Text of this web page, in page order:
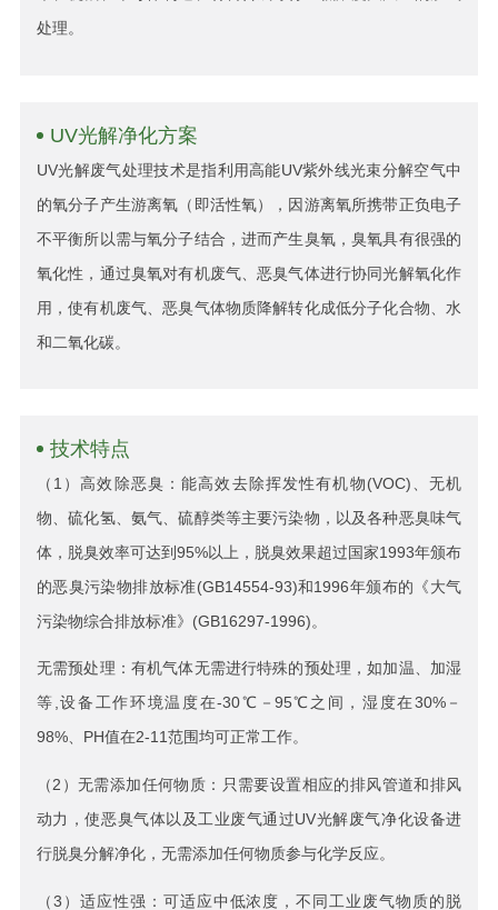
处理。
UV光解净化方案
UV光解废气处理技术是指利用高能UV紫外线光束分解空气中
的氧分子产生游离氧（即活性氧），因游离氧所携带正负电子
不平衡所以需与氧分子结合，进而产生臭氧，臭氧具有很强的
氧化性，通过臭氧对有机废气、恶臭气体进行协同光解氧化作
用，使有机废气、恶臭气体物质降解转化成低分子化合物、水
和二氧化碳。
技术特点
（1）高效除恶臭：能高效去除挥发性有机物(VOC)、无机
物、硫化氢、氨气、硫醇类等主要污染物，以及各种恶臭味气
体，脱臭效率可达到95%以上，脱臭效果超过国家1993年颁布
的恶臭污染物排放标准(GB14554-93)和1996年颁布的《大气
污染物综合排放标准》(GB16297-1996)。
无需预处理：有机气体无需进行特殊的预处理，如加温、加湿
等,设备工作环境温度在-30℃－95℃之间，湿度在30%－
98%、PH值在2-11范围均可正常工作。
（2）无需添加任何物质：只需要设置相应的排风管道和排风
动力，使恶臭气体以及工业废气通过UV光解废气净化设备进
行脱臭分解净化，无需添加任何物质参与化学反应。
（3）适应性强：可适应中低浓度，不同工业废气物质的脱